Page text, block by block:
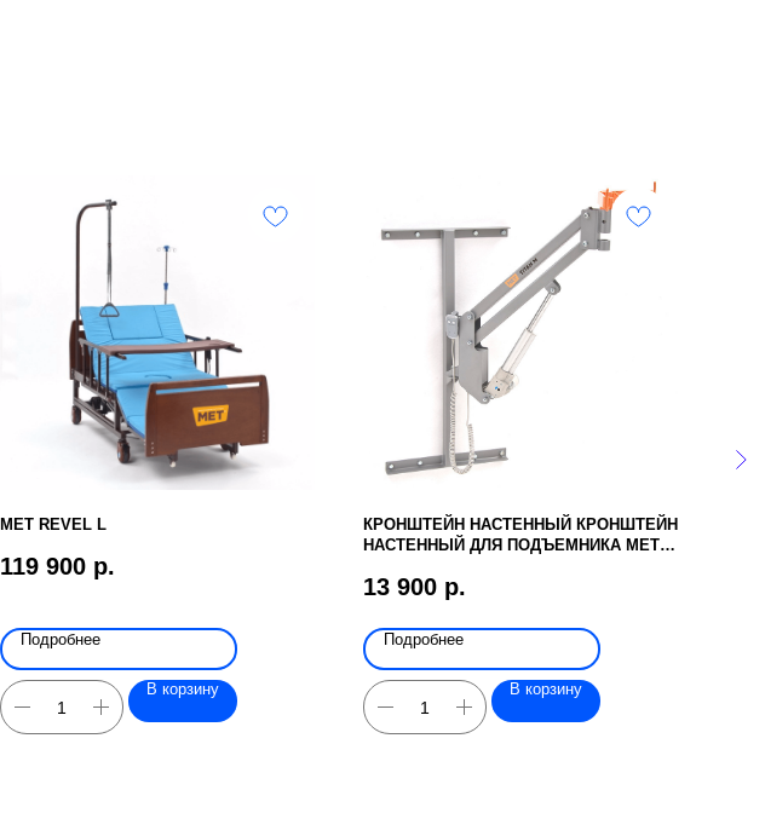
MET REVEL L
119 900 р.
Подробнее
В корзину
КРОНШТЕЙН НАСТЕННЫЙ КРОНШТЕЙН
НАСТЕННЫЙ ДЛЯ ПОДЪЕМНИКА MET
13 900 р.
Подробнее
В корзину